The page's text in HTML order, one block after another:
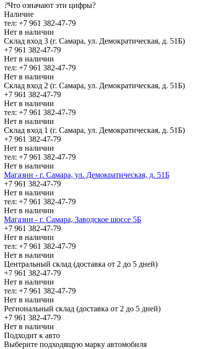
?Что означают эти цифры?
Наличие
тел: +7 961 382-47-79
Нет в наличии
Склад вход 3 (г. Самара, ул. Демократическая, д. 51Б)
+7 961 382-47-79
Нет в наличии
тел: +7 961 382-47-79
Нет в наличии
Склад вход 2 (г. Самара, ул. Демократическая, д. 51Б)
+7 961 382-47-79
Нет в наличии
тел: +7 961 382-47-79
Нет в наличии
Склад вход 1 (г. Самара, ул. Демократическая, д. 51Б)
+7 961 382-47-79
Нет в наличии
тел: +7 961 382-47-79
Нет в наличии
Магазин - г. Самара, ул. Демократическая, д. 51Б
+7 961 382-47-79
Нет в наличии
тел: +7 961 382-47-79
Нет в наличии
Магазин - г. Самара, Заводское шоссе 5Б
+7 961 382-47-79
Нет в наличии
тел: +7 961 382-47-79
Нет в наличии
Центральный склад (доставка от 2 до 5 дней)
+7 961 382-47-79
Нет в наличии
тел: +7 961 382-47-79
Нет в наличии
Региональный склад (доставка от 2 до 5 дней)
+7 961 382-47-79
Нет в наличии
Подходит к авто
Выберите подходящую марку автомобиля